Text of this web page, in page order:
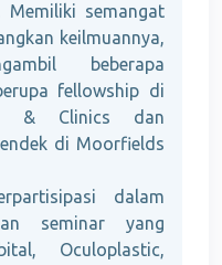
Memiliki semangat
keilmuannya,
beberapa
fellowship di
& Clinics dan
di Moorfields
dalam
seminar yang
Oculoplastic,